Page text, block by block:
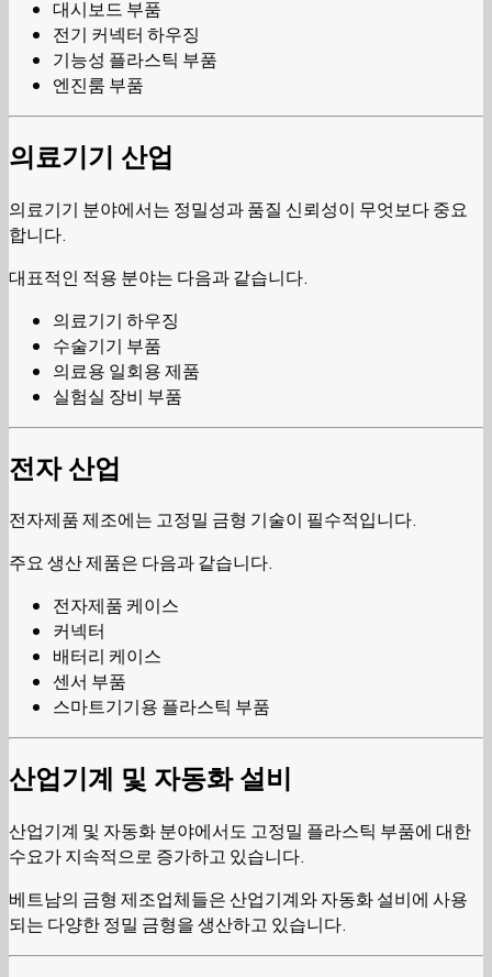
대시보드 부품
전기 커넥터 하우징
기능성 플라스틱 부품
엔진룸 부품
의료기기 산업
의료기기 분야에서는 정밀성과 품질 신뢰성이 무엇보다 중요
합니다.
대표적인 적용 분야는 다음과 같습니다.
의료기기 하우징
수술기기 부품
의료용 일회용 제품
실험실 장비 부품
전자 산업
전자제품 제조에는 고정밀 금형 기술이 필수적입니다.
주요 생산 제품은 다음과 같습니다.
전자제품 케이스
커넥터
배터리 케이스
센서 부품
스마트기기용 플라스틱 부품
산업기계 및 자동화 설비
산업기계 및 자동화 분야에서도 고정밀 플라스틱 부품에 대한
수요가 지속적으로 증가하고 있습니다.
베트남의 금형 제조업체들은 산업기계와 자동화 설비에 사용
되는 다양한 정밀 금형을 생산하고 있습니다.